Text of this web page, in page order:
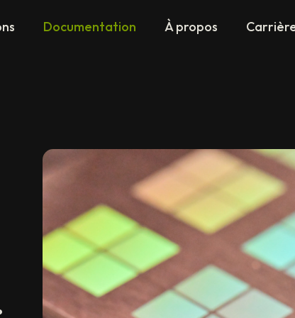
Documentation À propos